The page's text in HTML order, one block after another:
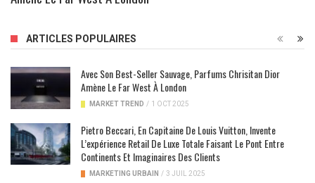
ARTICLES POPULAIRES
Avec Son Best-Seller Sauvage, Parfums Chrisitan Dior
Amène Le Far West À London
MARKET TREND / 1 OCT 2025
Pietro Beccari, En Capitaine De Louis Vuitton, Invente
L’expérience Retail De Luxe Totale Faisant Le Pont Entre
Continents Et Imaginaires Des Clients
MARKETING URBAIN / 3 JUIL 2025